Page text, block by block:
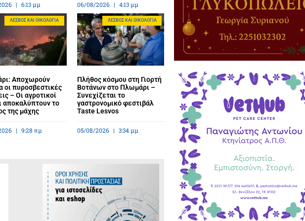
6:13 μμ 06/08/2026 4:13 μμ
ΛΈΣΒΟΣ ΚΑΙ ΟΙΚΟΛΟΓΊΑ
Αποχωρούν
οι πυροσβεστικές
– Οι αγροτικοί
αποκαλύπτουν το
της μάχης
9:28 πμ
ΛΈΣΒΟΣ ΚΑΙ ΟΙΚΟΛΟΓΊΑ
Πλήθος κόσμου στη Γιορτή
Βοτάνων στο Πλωμάρι –
Συνεχίζεται το
γαστρονομικό φεστιβάλ
Taste Lesvos
05/08/2026 3:34 μμ